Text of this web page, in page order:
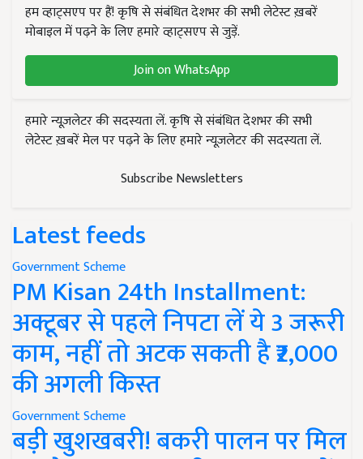
हम व्हाट्सएप पर हैं! कृषि से संबंधित देशभर की सभी लेटेस्ट ख़बरें
मोबाइल में पढ़ने के लिए हमारे व्हाट्सएप से जुड़ें.
Join on WhatsApp
हमारे न्यूज़लेटर की सदस्यता लें. कृषि से संबंधित देशभर की सभी
लेटेस्ट ख़बरें मेल पर पढ़ने के लिए हमारे न्यूज़लेटर की सदस्यता लें.
Subscribe Newsletters
Latest feeds
Government Scheme
PM Kisan 24th Installment:
अक्टूबर से पहले निपटा लें ये 3 जरूरी
काम, नहीं तो अटक सकती है ₹2,000
की अगली किस्त
Government Scheme
बड़ी खुशखबरी! बकरी पालन पर मिल